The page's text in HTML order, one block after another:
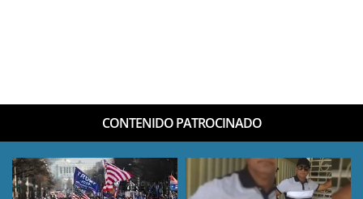
CONTENIDO PATROCINADO